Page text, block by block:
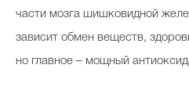
части мозга шишковидной
зависит обмен веществ,
но главное – мощный